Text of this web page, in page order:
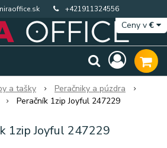
+421911324556
Ceny v€
a tašky
Peračniky a púzdra
Peračník 1zip Joyful 247229
1zip Joyful 247229